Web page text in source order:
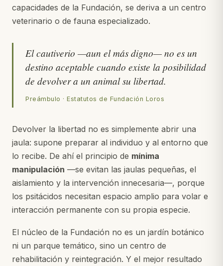
capacidades de la Fundación, se deriva a un centro
veterinario o de fauna especializado.
El cautiverio —aun el más digno— no es un
destino aceptable cuando existe la posibilidad
de devolver a un animal su libertad.
Preámbulo · Estatutos de Fundación Loros
Devolver la libertad no es simplemente abrir una
jaula: supone preparar al individuo y al entorno que
lo recibe. De ahí el principio de mínima
manipulación —se evitan las jaulas pequeñas, el
aislamiento y la intervención innecesaria—, porque
los psitácidos necesitan espacio amplio para volar e
interacción permanente con su propia especie.
El núcleo de la Fundación no es un jardín botánico
ni un parque temático, sino un centro de
rehabilitación y reintegración. Y el mejor resultado